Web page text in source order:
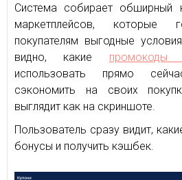
Система собирает обширный
маркетплейсов, которые
покупателям выгодные
видно, какие
использовать прямо
сэкономить на своих
выглядит как на скриншоте.
Пользователь сразу видит,
бонусы и получить кэшбек.